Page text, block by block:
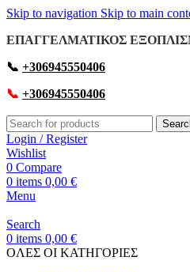
Skip to navigation Skip to main
ΕΠΑΓΓΕΛΜΑΤΙΚΟΣ
📞 +306945550406
📞 +306945550406
Login / Register
Wishlist
0 Compare
0 items 0,00 €
Menu
Search
0 items 0,00 €
OΛΕΣ ΟΙ ΚΑΤΗΓΟΡΙΕΣ